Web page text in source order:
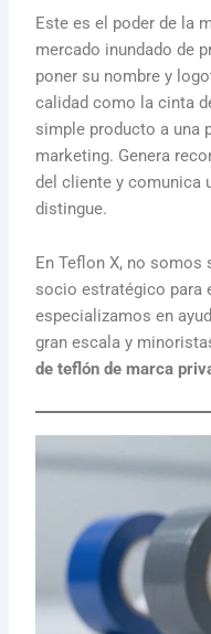
Este es el poder de la
mercado inundado de
poner su nombre y
calidad como la cinta
simple producto a una
marketing. Genera
del cliente y comunica
distingue.
En Teflon X, no
socio estratégico para
especializamos en
gran escala y
de teflón de marca